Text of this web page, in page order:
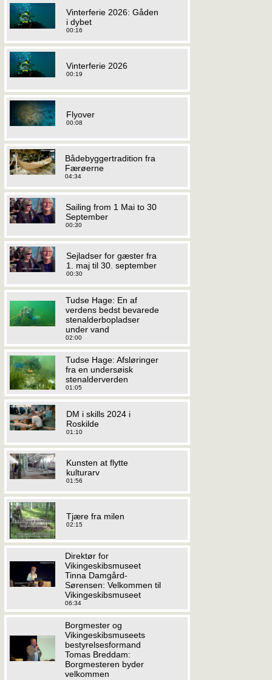
Vinterferie 2026: Gåden
i dybet
00:16
Vinterferie 2026
00:19
Flyover
00:08
Bådebyggertradition fra
Færøerne
04:34
Sailing from 1 Mai to 30
September
00:30
Sejladser for gæster fra
1. maj til 30. september
00:30
Tudse Hage: En af
verdens bedst bevarede
stenalderbopladser
under vand
02:00
Tudse Hage: Afsløringer
fra en undersøisk
stenalderverden
01:05
DM i skills 2024 i
Roskilde
01:10
Kunsten at flytte
kulturarv
01:56
Tjære fra milen
02:15
Direktør for
Vikingeskibsmuseet
Tinna Damgård-
Sørensen: Velkommen til
Vikingeskibsmuseet
06:34
Borgmester og
Vikingeskibsmuseets
bestyrelsesformand
Tomas Breddam:
Borgmesteren byder
velkommen